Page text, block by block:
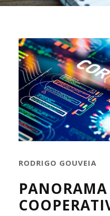
RODRIGO GOUVEIA
PANORAMA